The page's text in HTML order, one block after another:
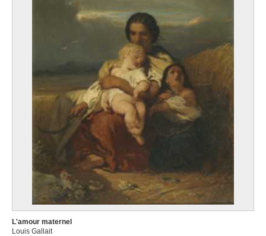
L'amour maternel
Louis Gallait